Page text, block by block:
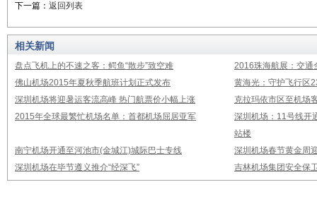
下一篇： 返回列表
相关新闻
盘点飞机上的不速之客：鳄鱼“散步”致空难
2016珠海航展：交通
佛山机场2015年夏秋季航班计划正式发布
黄海光：守护飞行区
深圳机场将迎暑运客流高峰 热门航票价小幅上涨
克拉玛依市区至机场
2015年全球最繁忙机场名单：首都机场屈居亚军
深圳机场：11号线开
站楼
南宁机场开通至河池市(金城江)城际巴士专线
深圳机场春节黄金周
深圳机场在毕节遵义推介“经深飞”
吉林机场集团安全保